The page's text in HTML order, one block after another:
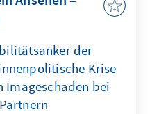
der
Krise
Imageschaden bei